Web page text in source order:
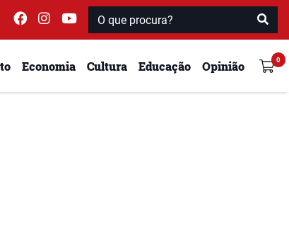
Economia Cultura Educação Opinião